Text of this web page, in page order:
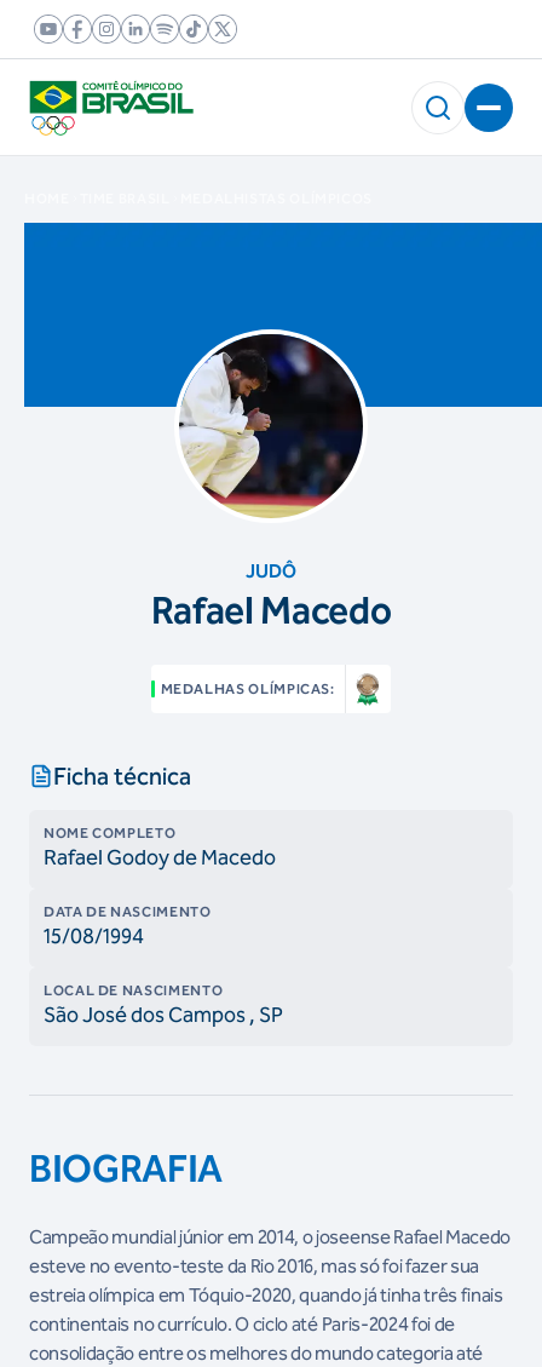
JUDÔ
Rafael Macedo
MEDALHAS OLÍMPICAS:
Ficha técnica
NOME COMPLETO
Rafael Godoy de Macedo
DATA DE NASCIMENTO
15/08/1994
LOCAL DE NASCIMENTO
São José dos Campos, SP
BIOGRAFIA
Campeão mundial júnior em 2014, o joseense Rafael Macedo
esteve no evento-teste da Rio 2016, mas só foi fazer sua
estreia olímpica em Tóquio-2020, quando já tinha três finais
continentais no currículo. O ciclo até Paris-2024 foi de
consolidação entre os melhores do mundo categoria até